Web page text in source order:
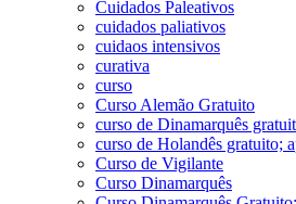
Cuidados Paleativos
cuidados paliativos
cuidaos intensivos
curativa
curso
Curso Alemão Gratuito
curso de Dinamarquês
curso de Holandês gratuito;
Curso de Vigilante
Curso Dinamarquês